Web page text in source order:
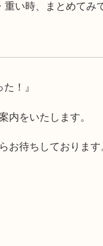
天候に左右されず
あるので、お車で
で営業してます
しております！急